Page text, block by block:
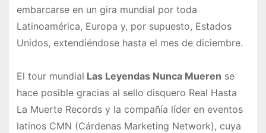
embarcarse en un gira mundial por toda
Latinoamérica, Europa y, por supuesto, Estados
Unidos, extendiéndose hasta el mes de diciembre.
El tour mundial Las Leyendas Nunca Mueren se
hace posible gracias al sello disquero Real Hasta
La Muerte Records y la compañía líder en eventos
latinos CMN (Cárdenas Marketing Network), cuya